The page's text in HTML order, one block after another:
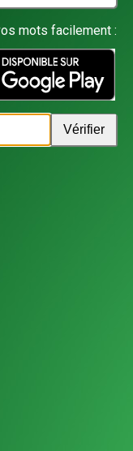
mots facilement :